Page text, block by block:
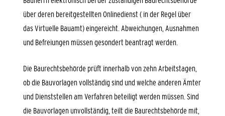
über deren bereitgestellten Onlinedienst ( in der Regel über
das Virtuelle Bauamt) eingereicht. Abweichungen, Ausnahmen
und Befreiungen müssen gesondert beantragt werden.
Die Baurechtsbehörde prüft innerhalb von zehn Arbeitstagen,
ob die Bauvorlagen vollständig sind und welche anderen Ämter
und Dienststellen am Verfahren beteiligt werden müssen. Sind
die Bauvorlagen unvollständig, teilt die Baurechtsbehörde mit,